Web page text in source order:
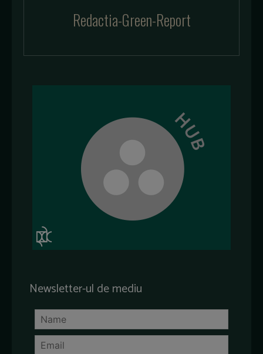
Redactia-Green-Report
Newsletter-ul de mediu